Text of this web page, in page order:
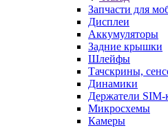
Запчасти для
Дисплеи
Аккумуляторы
Задние крышки
Шлейфы
Тачскрины,
Динамики
Держатели SIM-
Микросхемы
Камеры